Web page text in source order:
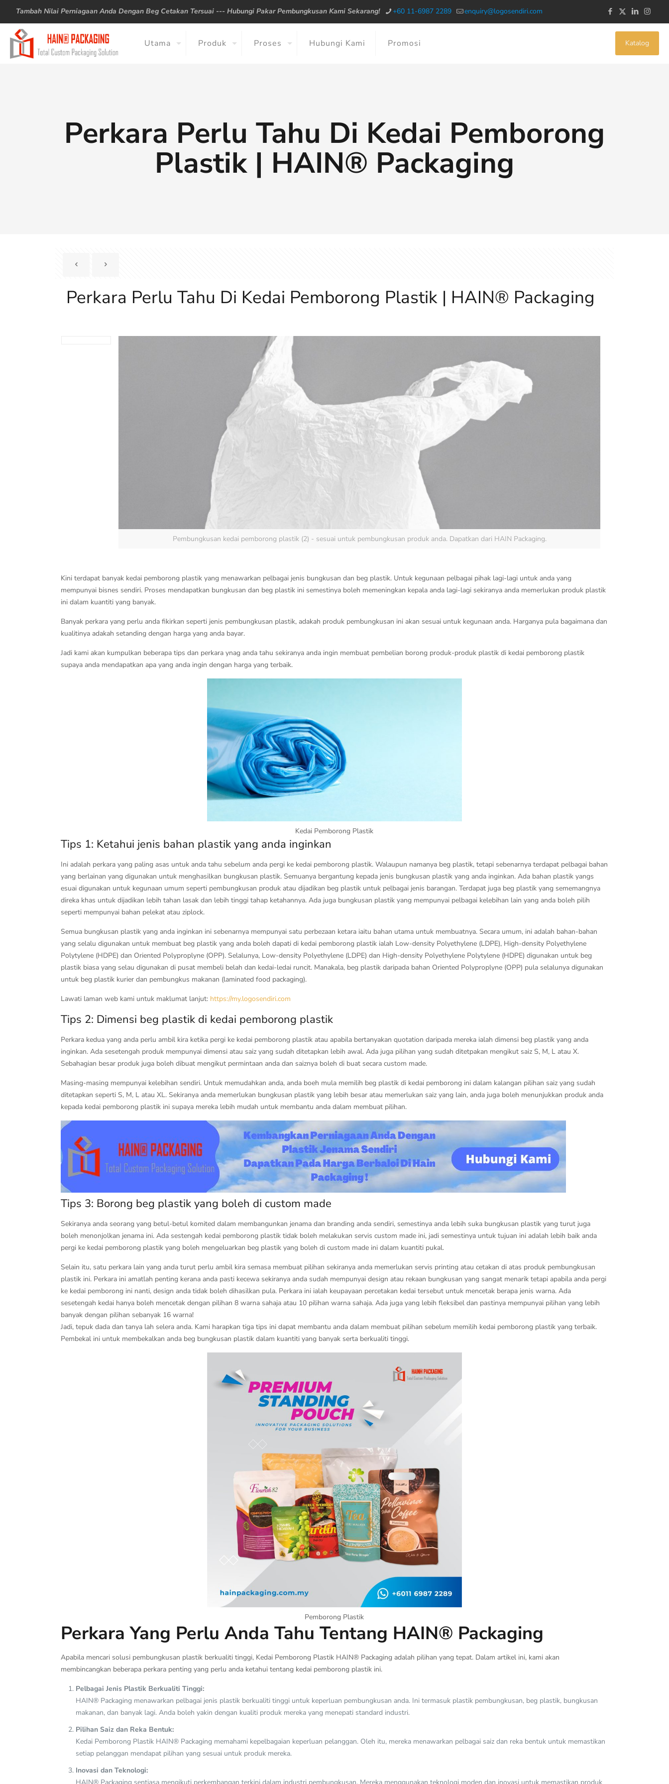
Tambah Nilai Perniagaan Anda Dengan Beg Cetakan Tersuai --- Hubungi Pakar Pembungkusan Kami Sekarang! +60 11-6987 2289 enquiry@logosendiri.com
Utama Produk Proses Hubungi Kami Promosi Katalog
Perkara Perlu Tahu Di Kedai Pemborong
Plastik | HAIN® Packaging
Perkara Perlu Tahu Di Kedai Pemborong Plastik | HAIN® Packaging
Pembungkusan kedai pemborong plastik (2) - sesuai untuk pembungkusan produk anda. Dapatkan dari HAIN Packaging.
Kini terdapat banyak kedai pemborong plastik yang menawarkan pelbagai jenis bungkusan dan beg plastik. Untuk kegunaan pelbagai pihak lagi-lagi untuk anda yang
mempunyai bisnes sendiri. Proses mendapatkan bungkusan dan beg plastik ini semestinya boleh memeningkan kepala anda lagi-lagi sekiranya anda memerlukan produk plastik
ini dalam kuantiti yang banyak.
Banyak perkara yang perlu anda fikirkan seperti jenis pembungkusan plastik, adakah produk pembungkusan ini akan sesuai untuk kegunaan anda. Harganya pula bagaimana dan
kualitinya adakah setanding dengan harga yang anda bayar.
Jadi kami akan kumpulkan beberapa tips dan perkara ynag anda tahu sekiranya anda ingin membuat pembelian borong produk-produk plastik di kedai pemborong plastik
supaya anda mendapatkan apa yang anda ingin dengan harga yang terbaik.
Kedai Pemborong Plastik
Tips 1: Ketahui jenis bahan plastik yang anda inginkan
Ini adalah perkara yang paling asas untuk anda tahu sebelum anda pergi ke kedai pemborong plastik. Walaupun namanya beg plastik, tetapi sebenarnya terdapat pelbagai bahan
yang berlainan yang digunakan untuk menghasilkan bungkusan plastik. Semuanya bergantung kepada jenis bungkusan plastik yang anda inginkan. Ada bahan plastik yangs
esuai digunakan untuk kegunaan umum seperti pembungkusan produk atau dijadikan beg plastik untuk pelbagai jenis barangan. Terdapat juga beg plastik yang sememangnya
direka khas untuk dijadikan lebih tahan lasak dan lebih tinggi tahap ketahannya. Ada juga bungkusan plastik yang mempunyai pelbagai kelebihan lain yang anda boleh pilih
seperti mempunyai bahan pelekat atau ziplock.
Semua bungkusan plastik yang anda inginkan ini sebenarnya mempunyai satu perbezaan ketara iaitu bahan utama untuk membuatnya. Secara umum, ini adalah bahan-bahan
yang selalu digunakan untuk membuat beg plastik yang anda boleh dapati di kedai pemborong plastik ialah Low-density Polyethylene (LDPE), High-density Polyethylene
Polytylene (HDPE) dan Oriented Polyproplyne (OPP). Selalunya, Low-density Polyethylene (LDPE) dan High-density Polyethylene Polytylene (HDPE) digunakan untuk beg
plastik biasa yang selau digunakan di pusat membeli belah dan kedai-ledai runcit. Manakala, beg plastik daripada bahan Oriented Polyproplyne (OPP) pula selalunya digunakan
untuk beg plastik kurier dan pembungkus makanan (laminated food packaging).
Lawati laman web kami untuk maklumat lanjut: https://my.logosendiri.com
Tips 2: Dimensi beg plastik di kedai pemborong plastik
Perkara kedua yang anda perlu ambil kira ketika pergi ke kedai pemborong plastik atau apabila bertanyakan quotation daripada mereka ialah dimensi beg plastik yang anda
inginkan. Ada sesetengah produk mempunyai dimensi atau saiz yang sudah ditetapkan lebih awal. Ada juga pilihan yang sudah ditetpakan mengikut saiz S, M, L atau X.
Sebahagian besar produk juga boleh dibuat mengikut permintaan anda dan saiznya boleh di buat secara custom made.
Masing-masing mempunyai kelebihan sendiri. Untuk memudahkan anda, anda boeh mula memilih beg plastik di kedai pemborong ini dalam kalangan pilihan saiz yang sudah
ditetapkan seperti S, M, L atau XL. Sekiranya anda memerlukan bungkusan plastik yang lebih besar atau memerlukan saiz yang lain, anda juga boleh menunjukkan produk anda
kepada kedai pemborong plastik ini supaya mereka lebih mudah untuk membantu anda dalam membuat pilihan.
Tips 3: Borong beg plastik yang boleh di custom made
Sekiranya anda seorang yang betul-betul komited dalam membangunkan jenama dan branding anda sendiri, semestinya anda lebih suka bungkusan plastik yang turut juga
boleh menonjolkan jenama ini. Ada sestengah kedai pemborong plastik tidak boleh melakukan servis custom made ini, jadi semestinya untuk tujuan ini adalah lebih baik anda
pergi ke kedai pemborong plastik yang boleh mengeluarkan beg plastik yang boleh di custom made ini dalam kuantiti pukal.
Selain itu, satu perkara lain yang anda turut perlu ambil kira semasa membuat pilihan sekiranya anda memerlukan servis printing atau cetakan di atas produk pembungkusan
plastik ini. Perkara ini amatlah penting kerana anda pasti kecewa sekiranya anda sudah mempunyai design atau rekaan bungkusan yang sangat menarik tetapi apabila anda pergi
ke kedai pemborong ini nanti, design anda tidak boleh dihasilkan pula. Perkara ini ialah keupayaan percetakan kedai tersebut untuk mencetak berapa jenis warna. Ada
sesetengah kedai hanya boleh mencetak dengan pilihan 8 warna sahaja atau 10 pilihan warna sahaja. Ada juga yang lebih fleksibel dan pastinya mempunyai pilihan yang lebih
banyak dengan pilihan sebanyak 16 warna!
Jadi, tepuk dada dan tanya lah selera anda. Kami harapkan tiga tips ini dapat membantu anda dalam membuat pilihan sebelum memilih kedai pemborong plastik yang terbaik.
Pembekal ini untuk membekalkan anda beg bungkusan plastik dalam kuantiti yang banyak serta berkualiti tinggi.
Pemborong Plastik
Perkara Yang Perlu Anda Tahu Tentang HAIN® Packaging
Apabila mencari solusi pembungkusan plastik berkualiti tinggi, Kedai Pemborong Plastik HAIN® Packaging adalah pilihan yang tepat. Dalam artikel ini, kami akan
membincangkan beberapa perkara penting yang perlu anda ketahui tentang kedai pemborong plastik ini.
Pelbagai Jenis Plastik Berkualiti Tinggi:
HAIN® Packaging menawarkan pelbagai jenis plastik berkualiti tinggi untuk keperluan pembungkusan anda. Ini termasuk plastik pembungkusan, beg plastik, bungkusan
makanan, dan banyak lagi. Anda boleh yakin dengan kualiti produk mereka yang menepati standard industri.
Pilihan Saiz dan Reka Bentuk:
Kedai Pemborong Plastik HAIN® Packaging memahami kepelbagaian keperluan pelanggan. Oleh itu, mereka menawarkan pelbagai saiz dan reka bentuk untuk memastikan
setiap pelanggan mendapat pilihan yang sesuai untuk produk mereka.
Inovasi dan Teknologi: